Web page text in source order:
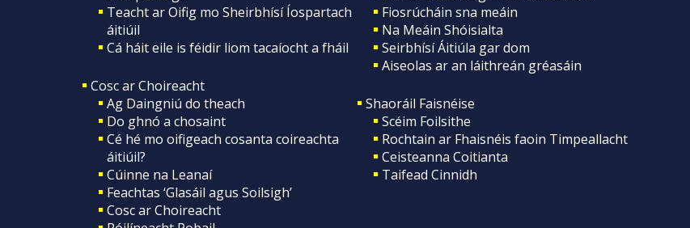
Teacht ar Oifig mo Sheirbhísí Íospartach
áitiúil
Cá háit eile is féidir liom tacaíocht a fháil
Cosc ar Choireacht
Ag Daingniú do theach
Do ghnó a chosaint
Cé hé mo oifigeach cosanta coireachta
áitiúil?
Cúinne na Leanaí
Feachtas ‘Glasáil agus Soilsigh’
Cosc ar Choireacht
Fiosrúcháin sna meáin
Na Meáin Shóisialta
Seirbhísí Áitiúla gar dom
Aiseolas ar an láithreán gréasáin
Shaoráil Faisnéise
Scéim Foilsithe
Rochtain ar Fhaisnéis faoin Timpeallacht
Ceisteanna Coitianta
Taifead Cinnidh